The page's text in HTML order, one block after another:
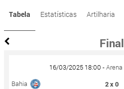
Tabela Estatísticas Artilharia
Final
16/03/2025 18:00 -
Bahia
2 x 0